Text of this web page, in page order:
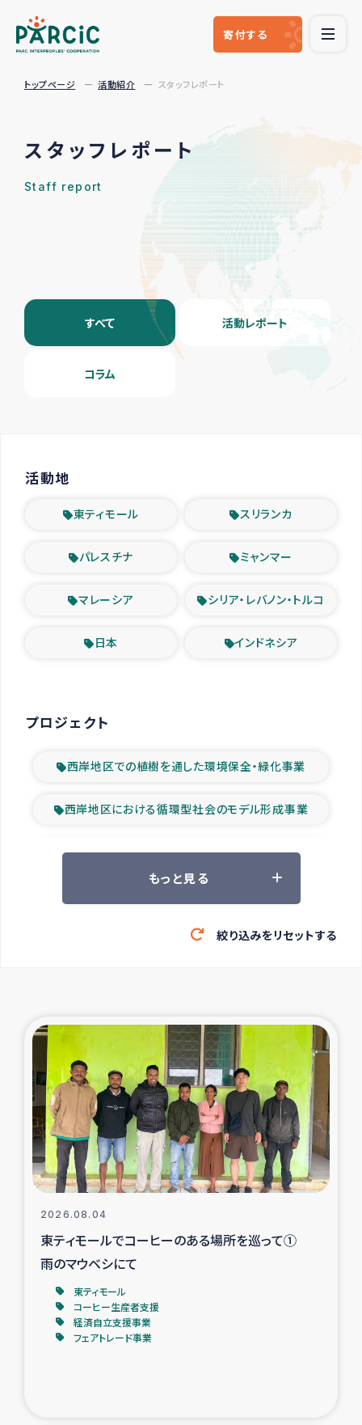
寄付する
トップページ 活動紹介 スタッフレポート
スタッフレポート
Staff report
すべて 活動レポート
コラム
活動地
東ティモール スリランカ
パレスチナ ミャンマー
マレーシア シリア・レバノン・トルコ
日本 インドネシア
プロジェクト
西岸地区での植樹を通した環境保全・緑化事業
西岸地区における循環型社会のモデル形成事業
ツアー参加者の声
緊急救援の時代
東ティモール豪雨緊急支援
大雨による洪水被災者支援
カカオ生産者支援事業
シリア国内避難民・帰還民の生活再建支援
トルコにおけるシリア難民支援事業
インドネシア中部 スラウェシの地震・津波被災者支援
スリランカ ジャフナ県干物事業
もっと見る
絞り込みをリセットする
2026.08.04
東ティモールでコーヒーのある場所を巡って①
雨のマウベシにて
東ティモール
コーヒー生産者支援
経済自立支援事業
フェアトレード事業